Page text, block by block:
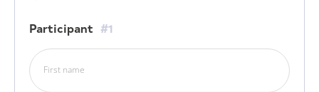
Participant #1
First name